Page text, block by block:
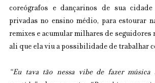
coreógrafos e dançarinos de sua
privadas no ensino médio, para estourar
remixes e acumular milhares de
ali que ela viu a possibilidade de trabalhar
“Eu tava tão nessa vibe de fazer música